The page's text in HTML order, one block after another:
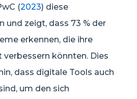
(2023) diese
und zeigt, dass 73 % der
erkennen, die ihre
könnten. Dies
dass digitale Tools auch
um den sich